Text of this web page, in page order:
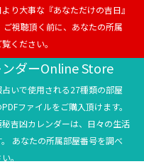
り大事な『あなただけの吉日』
ご視聴頂く前に、あなたの所属
ください。
ダーOnline Store
いで使用される27種類の部屋
ファイルをご購入頂けます。
吉凶カレンダーは、日々の生活
あなたの所属部屋番号を調べ
。